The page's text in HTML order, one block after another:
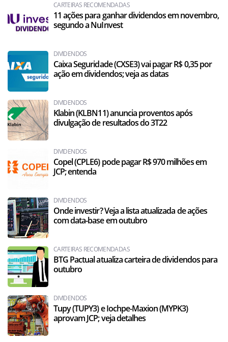
CARTEIRAS RECOMENDADAS
11 ações para ganhar dividendos em novembro,
segundo a NuInvest
DIVIDENDOS
Caixa Seguridade (CXSE3) vai pagar R$ 0,35 por
ação em dividendos; veja as datas
DIVIDENDOS
Klabin (KLBN11) anuncia proventos após
divulgação de resultados do 3T22
DIVIDENDOS
Copel (CPLE6) pode pagar R$ 970 milhões em
JCP; entenda
DIVIDENDOS
Onde investir? Veja a lista atualizada de ações
com data-base em outubro
CARTEIRAS RECOMENDADAS
BTG Pactual atualiza carteira de dividendos para
outubro
DIVIDENDOS
Tupy (TUPY3) e Iochpe-Maxion (MYPK3)
aprovam JCP; veja detalhes